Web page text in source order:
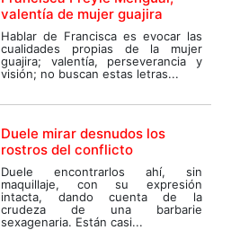
valentía de mujer guajira
Hablar de Francisca es evocar las
cualidades propias de la mujer
guajira; valentía, perseverancia y
visión; no buscan estas letras...
Duele mirar desnudos los
rostros del conflicto
Duele encontrarlos ahí, sin
maquillaje, con su expresión
intacta, dando cuenta de la
crudeza de una barbarie
sexagenaria. Están casi...